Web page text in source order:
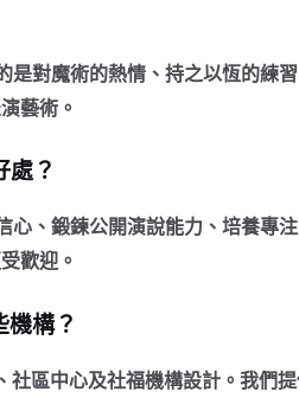
對魔術的熱情、持之以恆的練
藝術。
處？
、鍛鍊公開演說能力、培養專
歡迎。
構？
區中心及社福機構設計。我們